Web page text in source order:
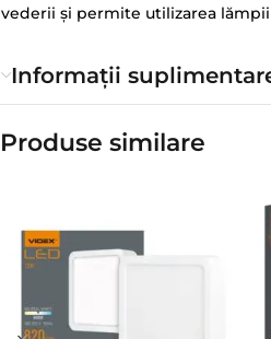
vederii și permite utilizarea
Informații
Produse similare​